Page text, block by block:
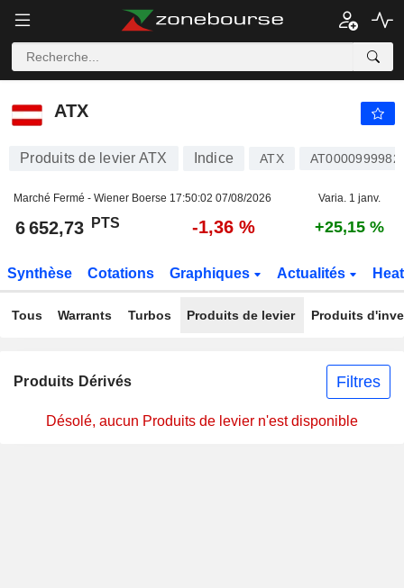
ATX
ATX
Produits de levier ATX Indice ATX AT0000999982
Marché Fermé - Wiener Boerse 17:50:02 07/08/2026 Varia. 1 janv.
6 652,73 PTS -1,36 % +25,15 %
Synthèse Cotations Graphiques Actualités
Tous Warrants Turbos Produits de levier Produits
Produits Dérivés Filtres
Désolé, aucun Produits de levier n'est disponible